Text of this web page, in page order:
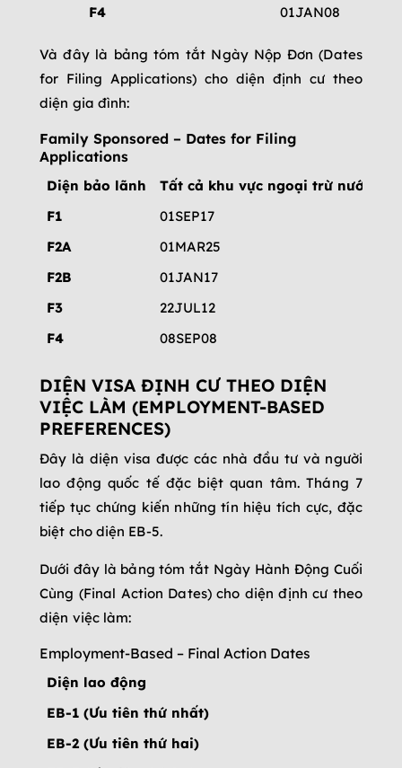
F4 01JAN08
Và đây là bảng tóm tắt Ngày Nộp Đơn (Dates
for Filing Applications) cho diện định cư theo
diện gia đình:
Family Sponsored – Dates for Filing
Applications
Diện bảo lãnh
Tất cả khu vực ngoại trừ nước
F1
01SEP17
F2A
01MAR25
F2B
01JAN17
F3
22JUL12
F4
08SEP08
DIỆN VISA ĐỊNH CƯ THEO DIỆN
VIỆC LÀM (EMPLOYMENT-BASED
PREFERENCES)
Đây là diện visa được các nhà đầu tư và người
lao động quốc tế đặc biệt quan tâm. Tháng 7
tiếp tục chứng kiến những tín hiệu tích cực, đặc
biệt cho diện EB-5.
Dưới đây là bảng tóm tắt Ngày Hành Động Cuối
Cùng (Final Action Dates) cho diện định cư theo
diện việc làm:
Employment-Based – Final Action Dates
Diện lao động
EB-1 (Ưu tiên thứ nhất)
EB-2 (Ưu tiên thứ hai)